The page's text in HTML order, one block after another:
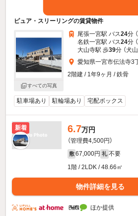
ピュア・スリーリングの賃貸物件
すべての写真
尾張一宮駅 バス24分
名鉄一宮駅 バス24分
大山寺駅 歩39分 （犬山
愛知県一宮市伝法寺3
2階建 / 1年9ヶ月 / 鉄骨
駐車場あり 駐輪場あり 宅配ボックス
新着 6.7万円
（管理費4,500円）
敷 67,000円 礼 不要
1階 / 2LDK / 48.66㎡
物件詳細を見る
ほか提供